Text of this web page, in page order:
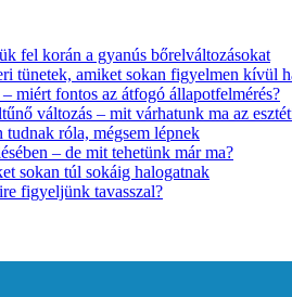
fel korán a gyanús bőrelváltozásokat
tünetek, amiket sokan figyelmen kívül
miért fontos az átfogó állapotfelmérés?
változás – mit várhatunk ma az
róla, mégsem lépnek
– de mit tehetünk már ma?
sokan túl sokáig halogatnak
figyeljünk tavasszal?